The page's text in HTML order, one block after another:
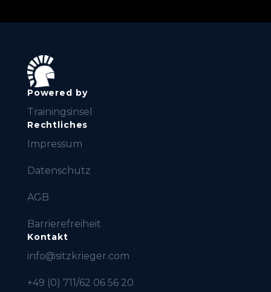
Powered by
Trainingsinsel
Rechtliches
Impressum
Datenschutz
AGB
Barrierefreiheit
Kontakt
info@sitzkrieger.com
+49 (0) 711/62 06 56 20